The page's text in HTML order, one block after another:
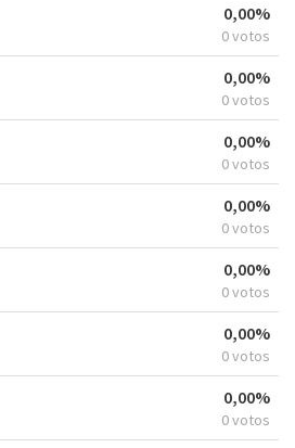
0,00%
0 votos
0,00%
0 votos
0,00%
0 votos
0,00%
0 votos
0,00%
0 votos
0,00%
0 votos
0,00%
0 votos